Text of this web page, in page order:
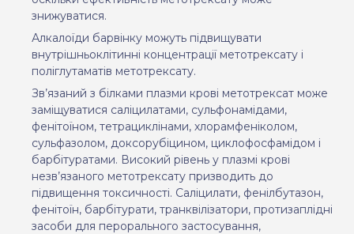
знижуватися.
Алкалоїди барвінку можуть підвищувати
внутрішньоклітинні концентрації метотрексату і
поліглутаматів метотрексату.
Зв’язаний з білками плазми крові метотрексат може
заміщуватися саліцилатами, сульфонамідами,
фенітоїном, тетрациклінами, хлорамфеніколом,
сульфазолом, доксорубіцином, циклофосфамідом і
барбітуратами. Високий рівень у плазмі крові
незв’язаного метотрексату призводить до
підвищення токсичності. Саліцилати, фенілбутазон,
фенітоїн, барбітурати, транквілізатори, протизаплідні
засоби для перорального застосування,